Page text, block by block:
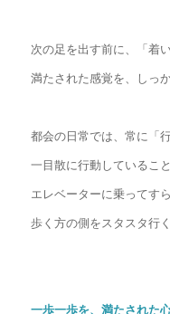
次の足を出す前に、「着
満たされた感覚を、しっか
都会の日常では、常に「
一目散に行動しているこ
エレベーターに乗ってす
歩く方の側をスタスタ行
一歩一歩を、満たされた